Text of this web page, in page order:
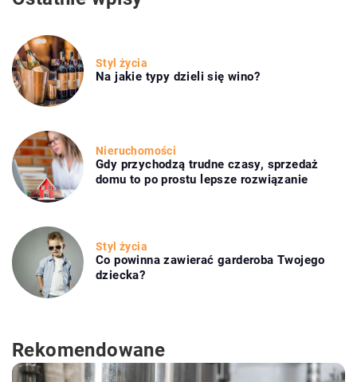
Styl życia
Na jakie typy dzieli się wino?
Nieruchomości
Gdy przychodzą trudne czasy, sprzedaż
domu to po prostu lepsze rozwiązanie
Styl życia
Co powinna zawierać garderoba Twojego
dziecka?
Rekomendowane